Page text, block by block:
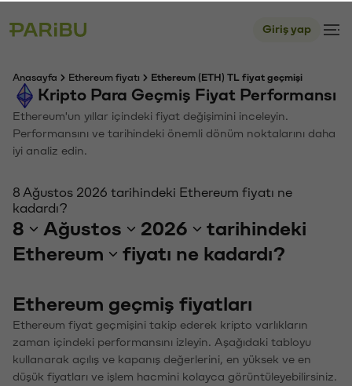
Giriş yap
Anasayfa Ethereum fiyatı Ethereum (ETH) TL fiyat geçmişi
Kripto Para Geçmiş Fiyat Performansı
Ethereum'un yıllar içindeki fiyat değişimini inceleyin.
Performansını ve tarihindeki önemli dönüm noktalarını daha
iyi analiz edin.
8 Ağustos 2026 tarihindeki Ethereum fiyatı ne
kadardı?
8 Ağustos 2026
tarihindeki
Ethereum
fiyatı ne kadardı?
Ethereum geçmiş fiyatları
Ethereum fiyat geçmişini takip ederek kripto varlıkların
zaman içindeki performansını izleyin. Aşağıdaki tabloyu
kullanarak açılış ve kapanış değerlerini, en yüksek ve en
düşük fiyatları ve işlem hacmini kolayca görüntüleyebilirsiniz.